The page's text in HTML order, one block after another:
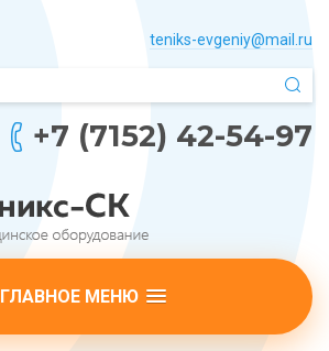
teniks-evgeniy@mail.­ru
+7 (7152) 42-54-97
ГЛАВНОЕ МЕНЮ